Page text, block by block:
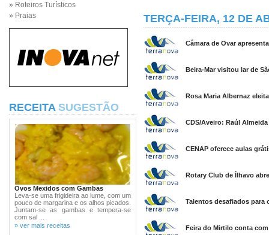
» Roteiros Turísticos
» Praias
RECEITA SUGESTÃO
Ovos Mexidos com Gambas
Leva-se uma frigideira ao lume, com um
pouco de margarina e os alhos picados.
Juntam-se as gambas e tempera-se
com sal ...
» ver mais receitas
TERÇA-FEIRA, 12 DE
Câmara de Ovar
Beira-Mar visitou lar de
Rosa Maria Albernaz
CDS/Aveiro: Raúl
CENAP oferece aulas
Rotary Club de Ílhavo
Talentos desafiados para
Feira do Mirtilo conta